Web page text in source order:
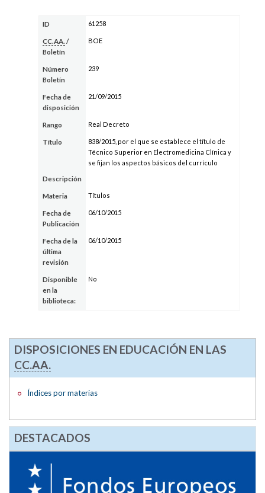
ID 61258
CC.AA. /
Boletín
BOE
Número
Boletín
239
Fecha de
disposición
21/09/2015
Rango Real Decreto
Título
838/2015, por el que se establece el título de
Técnico Superior en Electromedicina Clínica y
se fijan los aspectos básicos del currículo
Descripción
Materia Títulos
Fecha de
Publicación
06/10/2015
Fecha de la
última
revisión
06/10/2015
Disponible
en la
biblioteca:
No
DISPOSICIONES EN EDUCACIÓN EN LAS
CC.AA.
Índices por materias
DESTACADOS